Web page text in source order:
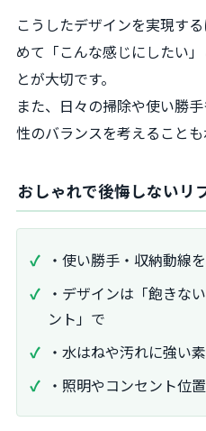
こうしたデザインを実現す
めて「こんな感じにしたい
とが大切です。
また、日々の掃除や使い勝
性のバランスを考えることも
おしゃれで後悔しないリ
・使い勝手・収納動線
・デザインは「飽きな
ント」で
・水はねや汚れに強い
・照明やコンセント位